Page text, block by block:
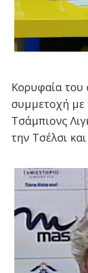
Κορυφαία του
συμμετοχή με
Τσάμπιονς
την Τσέλσι